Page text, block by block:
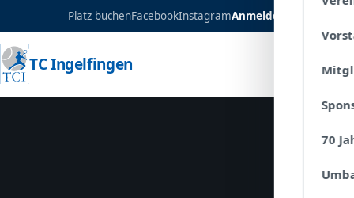
Platz buchenFacebookInstagramAnmelden
TC Ingelfingen
70